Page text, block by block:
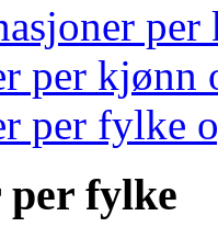
per
per kjønn
per fylke
per fylke